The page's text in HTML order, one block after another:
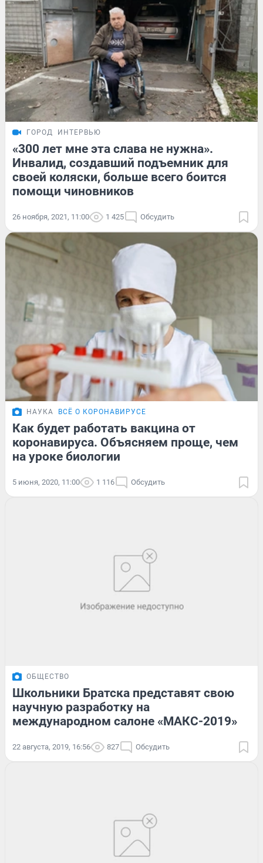
ГОРОД ИНТЕРВЬЮ
«300 лет мне эта слава не нужна».
Инвалид, создавший подъемник для
своей коляски, больше всего боится
помощи чиновников
26 ноября, 2021, 11:00 1 425 Обсудить
НАУКА ВСЁ О КОРОНАВИРУСЕ
Как будет работать вакцина от
коронавируса. Объясняем проще, чем
на уроке биологии
5 июня, 2020, 11:00 1 116 Обсудить
ОБЩЕСТВО
Школьники Братска представят свою
научную разработку на
международном салоне «МАКС-2019»
22 августа, 2019, 16:56 827 Обсудить